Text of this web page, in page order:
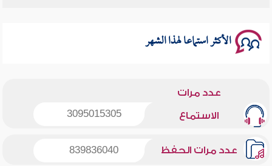
الأكثر استماعا لهذا الشهر
عدد مرات
الاستماع 3095015305
عدد مرات الحفظ 839836040